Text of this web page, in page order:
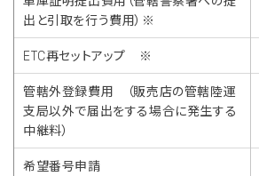
出と引取を行う費用）※
ETC再セットアップ ※
管轄外登録費用 （販売店の管轄陸運
支局以外で届出をする場合に発生する
中継料）
希望番号申請